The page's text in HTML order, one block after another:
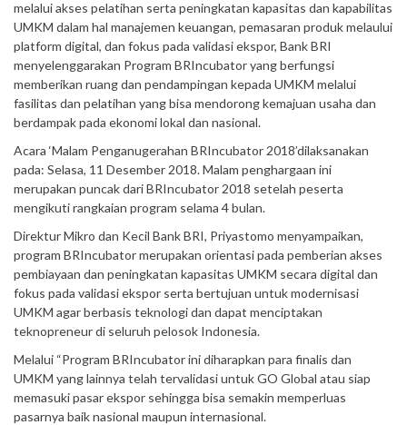
melalui akses pelatihan serta peningkatan kapasitas dan kapabilitas
UMKM dalam hal manajemen keuangan, pemasaran produk melaului
platform digital, dan fokus pada validasi ekspor, Bank BRI
menyelenggarakan Program BRIncubator yang berfungsi
memberikan ruang dan pendampingan kepada UMKM melalui
fasilitas dan pelatihan yang bisa mendorong kemajuan usaha dan
berdampak pada ekonomi lokal dan nasional.
Acara ‘Malam Penganugerahan BRIncubator 2018’dilaksanakan
pada: Selasa, 11 Desember 2018. Malam penghargaan ini
merupakan puncak dari BRIncubator 2018 setelah peserta
mengikuti rangkaian program selama 4 bulan.
Direktur Mikro dan Kecil Bank BRI, Priyastomo menyampaikan,
program BRIncubator merupakan orientasi pada pemberian akses
pembiayaan dan peningkatan kapasitas UMKM secara digital dan
fokus pada validasi ekspor serta bertujuan untuk modernisasi
UMKM agar berbasis teknologi dan dapat menciptakan
teknopreneur di seluruh pelosok Indonesia.
Melalui “Program BRIncubator ini diharapkan para finalis dan
UMKM yang lainnya telah tervalidasi untuk GO Global atau siap
memasuki pasar ekspor sehingga bisa semakin memperluas
pasarnya baik nasional maupun internasional.